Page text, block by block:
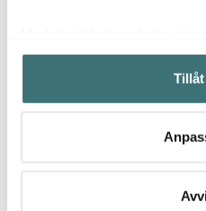
Samla in information
kan ha en noggrannhet
Identifiera din enhet
Ta reda på mer om hur dina
Du kan ändra eller dra
Låt dig